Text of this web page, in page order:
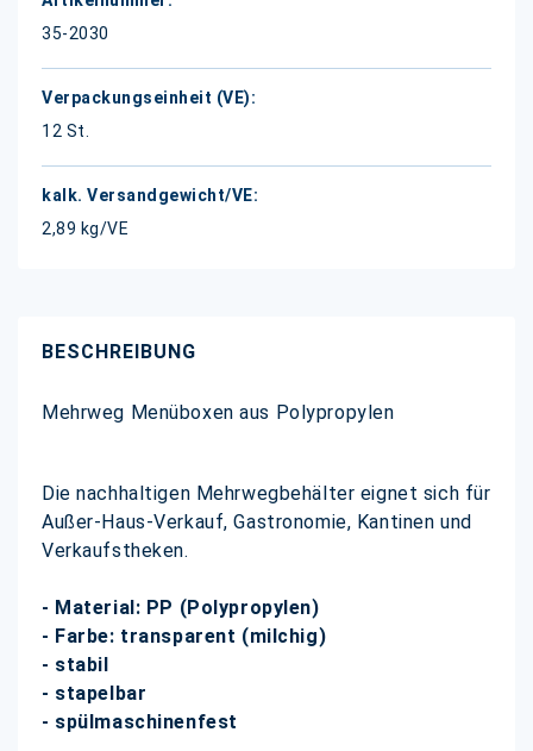
35-2030
12 St.
2,89 kg/VE
BESCHREIBUNG
Mehrweg Menüboxen aus Polypropylen
Die nachhaltigen Mehrwegbehälter eignet sich für
Außer-Haus-Verkauf, Gastronomie, Kantinen und
Verkaufstheken.
- Material: PP (Polypropylen)
- Farbe: transparent (milchig)
- stabil
- stapelbar
- spülmaschinenfest